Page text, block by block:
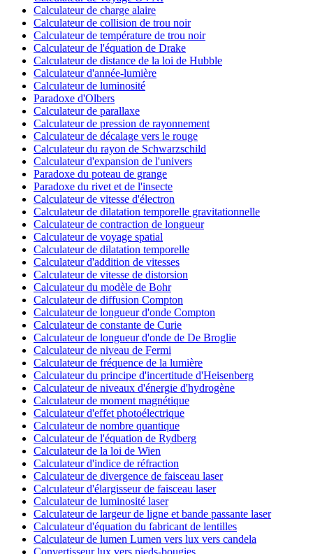
Calculateur de charge alaire
Calculateur de collision de trou noir
Calculateur de température de trou noir
Calculateur de l'équation de Drake
Calculateur de distance de la loi de Hubble
Calculateur d'année-lumière
Calculateur de luminosité
Paradoxe d'Olbers
Calculateur de parallaxe
Calculateur de pression de rayonnement
Calculateur de décalage vers le rouge
Calculateur du rayon de Schwarzschild
Calculateur d'expansion de l'univers
Paradoxe du poteau de grange
Paradoxe du rivet et de l'insecte
Calculateur de vitesse d'électron
Calculateur de dilatation temporelle gravitationnelle
Calculateur de contraction de longueur
Calculateur de voyage spatial
Calculateur de dilatation temporelle
Calculateur d'addition de vitesses
Calculateur de vitesse de distorsion
Calculateur du modèle de Bohr
Calculateur de diffusion Compton
Calculateur de longueur d'onde Compton
Calculateur de constante de Curie
Calculateur de longueur d'onde de De Broglie
Calculateur de niveau de Fermi
Calculateur de fréquence de la lumière
Calculateur du principe d'incertitude d'Heisenberg
Calculateur de niveaux d'énergie d'hydrogène
Calculateur de moment magnétique
Calculateur d'effet photoélectrique
Calculateur de nombre quantique
Calculateur de l'équation de Rydberg
Calculateur de la loi de Wien
Calculateur d'indice de réfraction
Calculateur de divergence de faisceau laser
Calculateur d'élargisseur de faisceau laser
Calculateur de luminosité laser
Calculateur de largeur de ligne et bande passante laser
Calculateur d'équation du fabricant de lentilles
Calculateur de lumen Lumen vers lux vers candela
Convertisseur lux vers pieds-bougies